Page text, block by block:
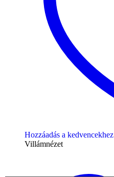
Hozzáadás a kedvencekhez
Villámnézet